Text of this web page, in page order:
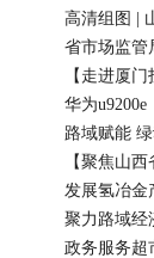
高清组图 |
华为u9200e
路域赋能
【聚焦山
发展氢冶金
聚力路域经
政务服务超